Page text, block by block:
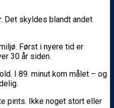
Det skyldes blandt andet
Først i nyere tid er
30 år siden.
I 89. minut kom målet – og
pints. Ikke noget stort eller